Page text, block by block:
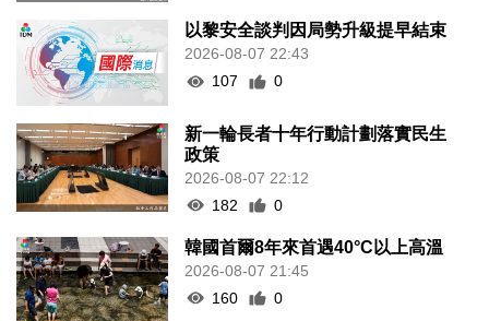
以黎安全談判因局勢升級提早結束
2026-08-07 22:43
107
0
新一輪長者十年行動計劃落實民生
政策
2026-08-07 22:12
182
0
韓國首爾8年來首遇40°C以上高溫
2026-08-07 21:45
160
0